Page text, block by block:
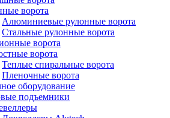
ворота
Алюминиевые рулонные ворота
Стальные рулонные ворота
ворота
ворота
Теплые спиральные ворота
Пленочные ворота
оборудование
подъемники